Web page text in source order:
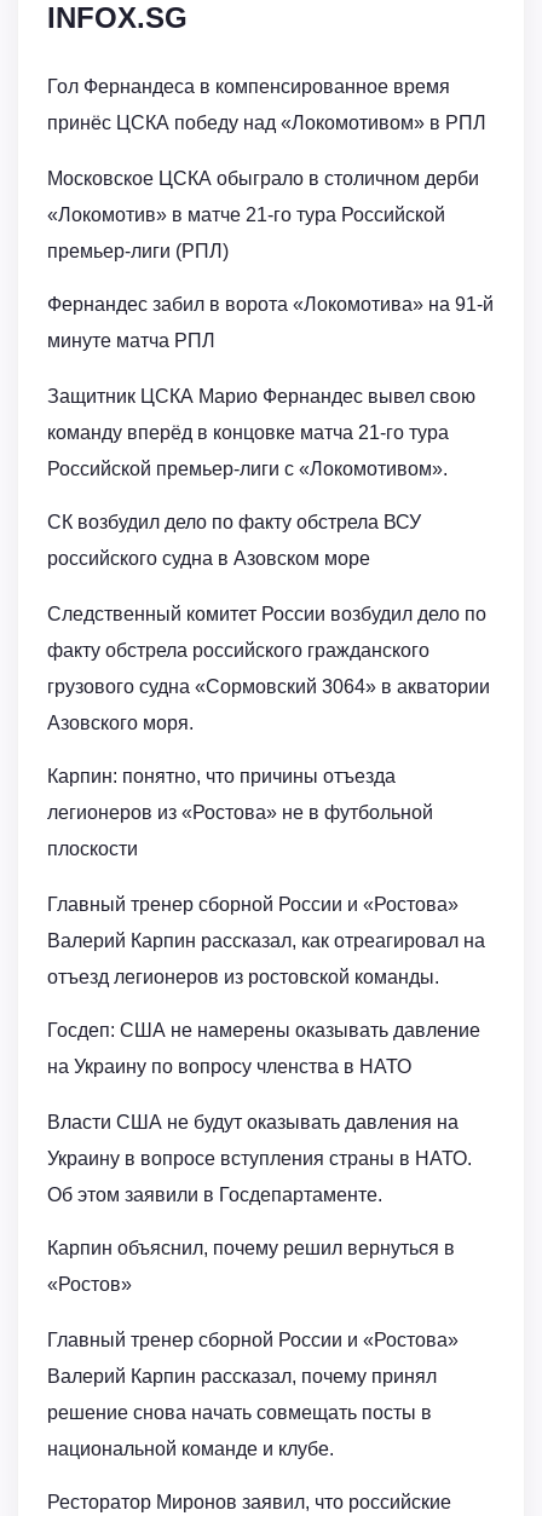
INFOX.SG
Гол Фернандеса в компенсированное время
принёс ЦСКА победу над «Локомотивом» в РПЛ
Московское ЦСКА обыграло в столичном дерби
«Локомотив» в матче 21-го тура Российской
премьер-лиги (РПЛ)
Фернандес забил в ворота «Локомотива» на 91-й
минуте матча РПЛ
Защитник ЦСКА Марио Фернандес вывел свою
команду вперёд в концовке матча 21-го тура
Российской премьер-лиги с «Локомотивом».
СК возбудил дело по факту обстрела ВСУ
российского судна в Азовском море
Следственный комитет России возбудил дело по
факту обстрела российского гражданского
грузового судна «Сормовский 3064» в акватории
Азовского моря.
Карпин: понятно, что причины отъезда
легионеров из «Ростова» не в футбольной
плоскости
Главный тренер сборной России и «Ростова»
Валерий Карпин рассказал, как отреагировал на
отъезд легионеров из ростовской команды.
Госдеп: США не намерены оказывать давление
на Украину по вопросу членства в НАТО
Власти США не будут оказывать давления на
Украину в вопросе вступления страны в НАТО.
Об этом заявили в Госдепартаменте.
Карпин объяснил, почему решил вернуться в
«Ростов»
Главный тренер сборной России и «Ростова»
Валерий Карпин рассказал, почему принял
решение снова начать совмещать посты в
национальной команде и клубе.
Ресторатор Миронов заявил, что российские